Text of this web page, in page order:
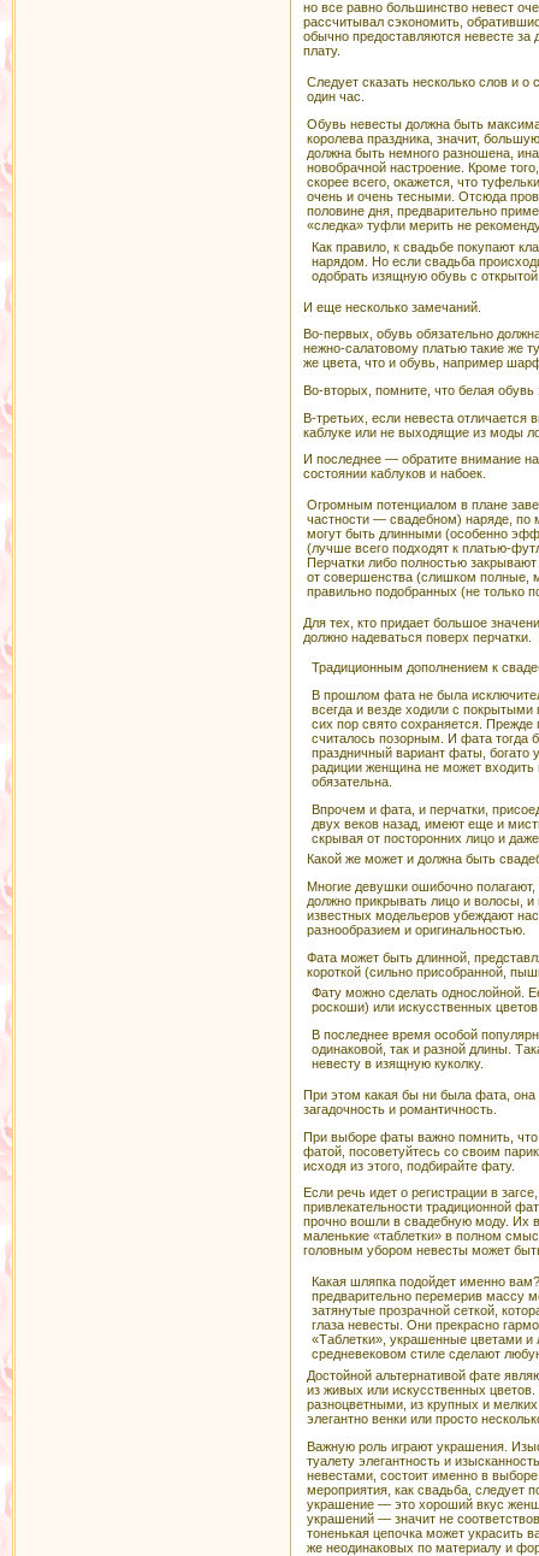
но все равно большинство невест
рассчитывал сэкономить,
обычно предоставляются невесте
плату.
Следует сказать несколько слов и о
один час.
Обувь невесты должна быть
королева праздника, значит,
должна быть немного разношена,
новобрачной настроение. Кроме
скорее всего, окажется, что
очень и очень тесными. Отсюда
половине дня, предварительно
«следка» туфли мерить не
Как правило, к свадьбе покупают
нарядом. Но если свадьба
одобрать изящную обувь с
И еще несколько замечаний.
Во-первых, обувь обязательно
нежно-салатовому платью такие же
же цвета, что и обувь, например
Во-вторых, помните, что белая обувь
В-третьих, если невеста
каблуке или не выходящие из моды
И последнее — обратите внимание
состоянии каблуков и набоек.
Огромным потенциалом в плане
частности — свадебном) наряде, по
могут быть длинными (особенно
(лучше всего подходят к платью-
Перчатки либо полностью
от совершенства (слишком полные,
правильно подобранных (не только
Для тех, кто придает большое
должно надеваться поверх перчатки.
Традиционным дополнением к
В прошлом фата не была
всегда и везде ходили с покрытыми
сих пор свято сохраняется.
считалось позорным. И фата
праздничный вариант фаты, богато
радиции женщина не может
обязательна.
Впрочем и фата, и перчатки,
двух веков назад, имеют еще и
скрывая от посторонних лицо и
Какой же может и должна быть
Многие девушки ошибочно
должно прикрывать лицо и волосы,
известных модельеров убеждают
разнообразием и оригинальностью.
Фата может быть длинной,
короткой (сильно присобранной,
Фату можно сделать однослойной.
роскоши) или искусственных
В последнее время особой
одинаковой, так и разной длины.
невесту в изящную куколку.
При этом какая бы ни была фата, она
загадочность и романтичность.
При выборе фаты важно помнить,
фатой, посоветуйтесь со своим
исходя из этого, подбирайте фату.
Если речь идет о регистрации в
привлекательности традиционной
прочно вошли в свадебную моду. Их
маленькие «таблетки» в полном
головным убором невесты может
Какая шляпка подойдет именно
предварительно перемерив массу
затянутые прозрачной сеткой,
глаза невесты. Они прекрасно
«Таблетки», украшенные цветами
средневековом стиле сделают
Достойной альтернативой фате
из живых или искусственных
разноцветными, из крупных и
элегантно венки или просто
Важную роль играют украшения.
туалету элегантность и
невестами, состоит именно в
мероприятия, как свадьба, следует
украшение — это хороший вкус
украшений — значит не
тоненькая цепочка может украсить
же неодинаковых по материалу и